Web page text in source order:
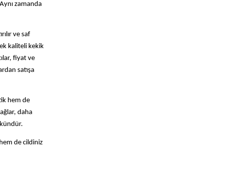
zamanda
ve saf
kaliteli kekik
fiyat ve
satışa
hem de
daha
de cildiniz